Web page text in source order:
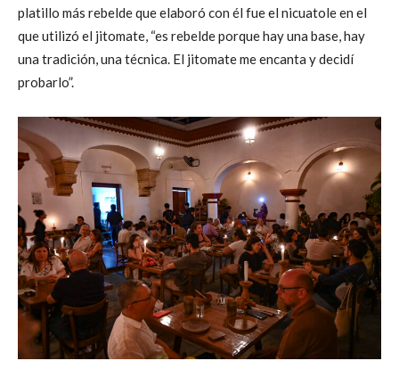
platillo más rebelde que elaboró con él fue el nicuatole en el
que utilizó el jitomate, “es rebelde porque hay una base, hay
una tradición, una técnica. El jitomate me encanta y decidí
probarlo”.